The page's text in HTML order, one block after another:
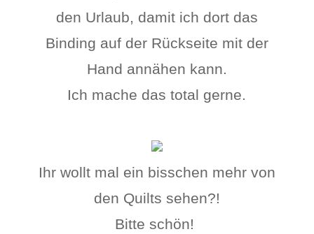
den Urlaub, damit ich dort das
Binding auf der Rückseite mit der
Hand annähen kann.
Ich mache das total gerne.
Ihr wollt mal ein bisschen mehr von
den Quilts sehen?!
Bitte schön!